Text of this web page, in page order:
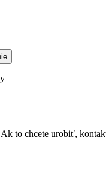
to chcete urobiť,